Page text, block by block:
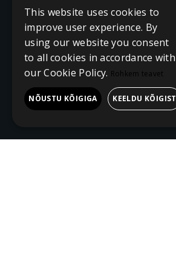
This website uses cookies to
improve user experience. By
using our website you consent
to all cookies in accordance with
our Cookie Policy. Rohkem teavet
NÕUSTU KÕIGIGA KEELDU KÕIGIST